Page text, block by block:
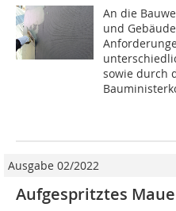
An die
und
sowie durch
Ausgabe 02/2022
Aufgespritztes